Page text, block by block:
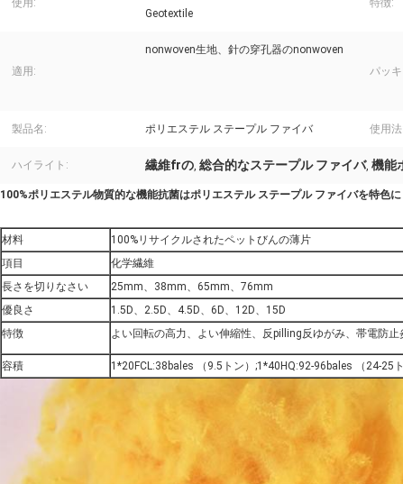
使用:
Geotextile
特徴:
適用:
nonwoven生地、針の穿孔器のnonwoven
パッ
製品名: ポリエステル ステープル ファイバ 使用
ハイライト: 繊維frの, 総合的なステープル ファイバ, 機能
100%ポリエステル物質的な機能抗菌はポリエステル ステープル ファイバを特色
材料
100%リサイクルされたペットびんの薄片
項目
化学繊維
長さを切りなさい
25mm、38mm、65mm、76mm
優良さ
1.5D、2.5D、4.5D、6D、12D、15D
特徴
よい回転の高力、よい伸縮性、反pilling反ゆがみ、帯電防止
容積 1*20FCL:38bales （9.5トン）;1*40HQ:92-96bales （24-25